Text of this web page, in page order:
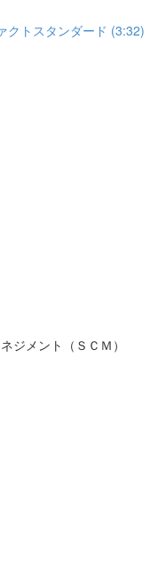
クトスタンダード (3:32)
メント（ＳＣＭ）